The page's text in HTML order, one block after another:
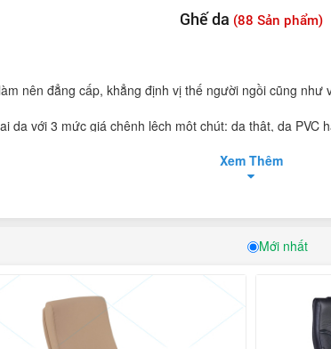
Ghế da (88 Sản phẩm)
nên đẳng cấp, khẳng định vị thế người ngồi cũng
da với 3 mức giá chênh lệch một chút: da thật, da
bọc da sáng bóng, không chỉ mang đến sự thoải
và nổi bật, giúp khẳng định không gian văn phòng
phẩm phù hợp nhất với khách hàng
cao cấp
rất tinh tế bởi phần chân ghế được tạo kiểu đầy ấn
Xem Thêm
Mới nhất